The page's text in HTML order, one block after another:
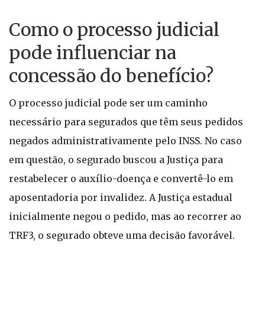
Como o processo judicial
pode influenciar na
concessão do benefício?
O processo judicial pode ser um caminho
necessário para segurados que têm seus pedidos
negados administrativamente pelo INSS. No caso
em questão, o segurado buscou a Justiça para
restabelecer o auxílio-doença e convertê-lo em
aposentadoria por invalidez. A Justiça estadual
inicialmente negou o pedido, mas ao recorrer ao
TRF3, o segurado obteve uma decisão favorável.